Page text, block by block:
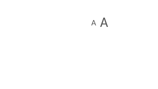
A A